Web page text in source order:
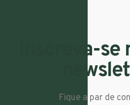
Inscreva-
Fique a par de